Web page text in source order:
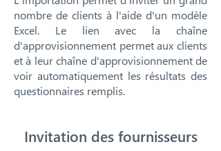
nombre de clients à l'aide d'un modèle
Excel. Le lien avec la chaîne
d'approvisionnement permet aux clients
et à leur chaîne d'approvisionnement de
voir automatiquement les résultats des
questionnaires remplis.
Invitation des fournisseurs